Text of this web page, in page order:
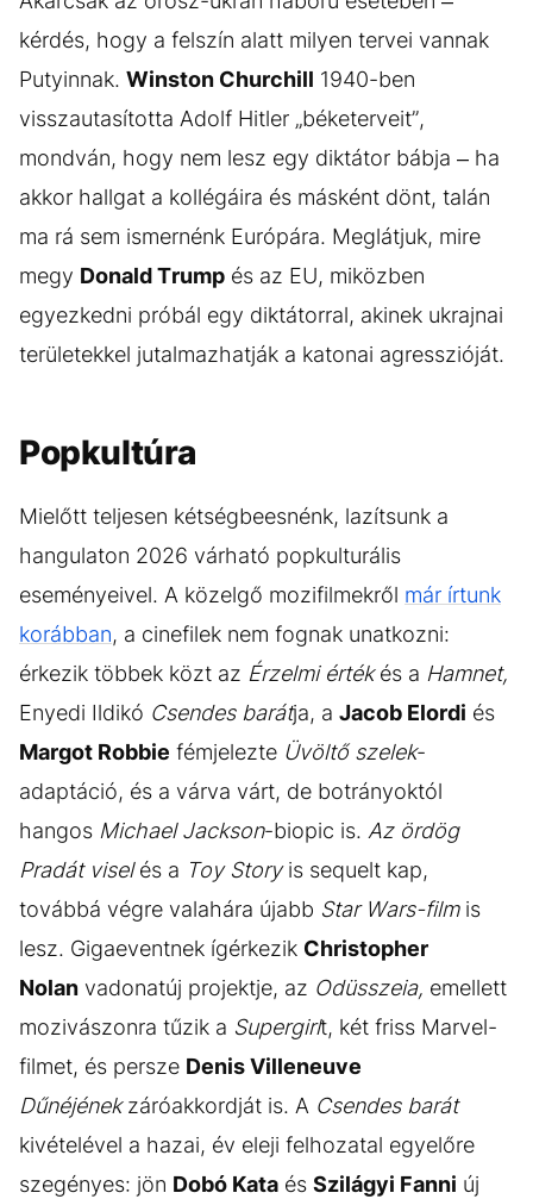
kérdés, hogy a felszín alatt milyen tervei vannak
Putyinnak. Winston Churchill 1940-ben
visszautasította Adolf Hitler „béketerveit”,
mondván, hogy nem lesz egy diktátor bábja – ha
akkor hallgat a kollégáira és másként dönt, talán
ma rá sem ismernénk Európára. Meglátjuk, mire
megy Donald Trump és az EU, miközben
egyezkedni próbál egy diktátorral, akinek ukrajnai
területekkel jutalmazhatják a katonai agresszióját.
Popkultúra
Mielőtt teljesen kétségbeesnénk, lazítsunk a
hangulaton 2026 várható popkulturális
eseményeivel. A közelgő mozifilmekről már írtunk
korábban, a cinefilek nem fognak unatkozni:
érkezik többek közt az Érzelmi értékés a Hamnet,
Enyedi Ildikó Csendes barátja, a Jacob Elordi és
Margot Robbie fémjelezte Üvöltő szelek-
adaptáció, és a várva várt, de botrányoktól
hangos Michael Jackson-biopic is. Az ördög
Pradát viselés a Toy Storyis sequelt kap,
továbbá végre valahára újabb Star Wars-filmis
lesz. Gigaeventnek ígérkezik Christopher
Nolan vadonatúj projektje, az Odüsszeia, emellett
mozivászonra tűzik a Supergirlt, két friss Marvel-
filmet, és persze Denis Villeneuve
Dűnéjénekzáróakkordját is. A Csendes barát
kivételével a hazai, év eleji felhozatal egyelőre
szegényes: jön Dobó Kata és Szilágyi Fanni új